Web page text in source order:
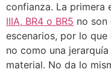
confianza. La primera
IIIA, BR4 o BR5 no son
escenarios, por lo
no como una
material. No da lo